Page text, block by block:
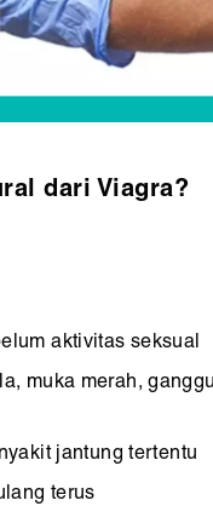
dari Viagra?
aktivitas seksual
muka merah,
jantung tertentu
terus